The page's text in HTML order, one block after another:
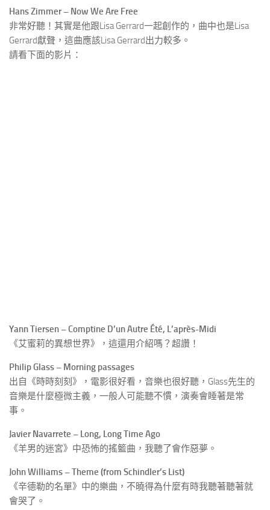
Hans Zimmer – Now We Are Free
非常好聽！其實是他跟Lisa Gerrard一起創作的，曲中也是Lisa
Gerrard獻聲，這曲應該Lisa Gerrard出力較多。
請看下面的影片：
Yann Tiersen – Comptine D’un Autre Été, L’après-Midi
《艾蜜莉的異想世界》，這還用介紹嗎？超讚！
Philip Glass – Morning passages
出自《時時刻刻》，電影很好看，音樂也很好聽，Glass先生的
音樂是什麼極微主義，一般人可能聽不慣，演奏會睡著是常
事。
Javier Navarrete – Long, Long Time Ago
《羊男的迷宮》中恐怖的搖籃曲，我聽了會作惡夢。
John Williams – Theme (from Schindler’s List)
《辛德勒的名單》中的樂曲，不曉得為什麼有時我聽著聽著就
會哭了。